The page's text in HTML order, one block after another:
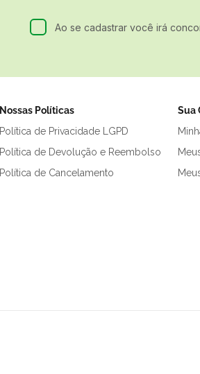
Ao se cadastrar você irá
Nossas Políticas
Política de Privacidade LGPD
Política de Devolução e Reembolso
Política de Cancelamento
Sua